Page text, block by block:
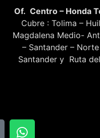
Of. Centro – Honda
Cubre : Tolima –
Magdalena Medio-
– Santander –
Santander y Ruta